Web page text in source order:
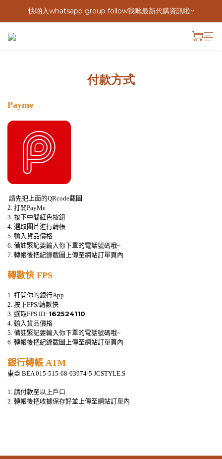
快啲入whatsapp group follow我哋最新代購資訊啦~
付款方式
Payme
請先把上面的QRcode截圖
2. 打開PayMe
3. 按下中間紅色按鈕
4. 選取圖片進行轉帳
5. 輸入貨品價格
​6. 備註緊記要輸入你下單的電話號碼哦~
7. 轉帳後把紀錄截圖上傳至網站訂單頁內
轉數快FPS
1. 打開你的銀行App
2. 按下FPS/轉數快
3. 選取FPS ID: 162524110
4. 輸入貨品價格
5. 備註緊記要輸入你下單的電話號碼哦~
​6. 轉帳後把紀錄截圖上傳至網站訂單頁內
銀行轉帳 ATM
東亞 BEA 015-515-68-03974-5 JCSTYLE.S
1. 請付款至以上戶口
2. 轉帳後把收據保存好並上傳至網站訂單內